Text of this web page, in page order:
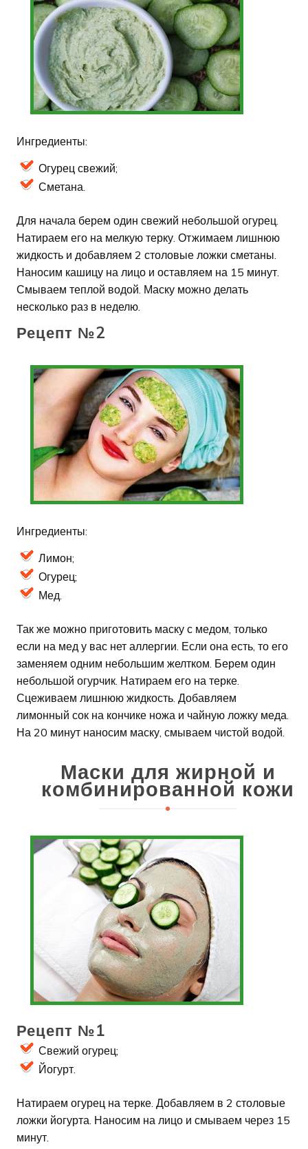
Ингредиенты:
Огурец свежий;
Сметана.
Для начала берем один свежий небольшой огурец.
Натираем его на мелкую терку. Отжимаем лишнюю
жидкость и добавляем 2 столовые ложки сметаны.
Наносим кашицу на лицо и оставляем на 15 минут.
Смываем теплой водой. Маску можно делать
несколько раз в неделю.
Рецепт №2
Ингредиенты:
Лимон;
Огурец;
Мед.
Так же можно приготовить маску с медом, только
если на мед у вас нет аллергии. Если она есть, то его
заменяем одним небольшим желтком. Берем один
небольшой огурчик. Натираем его на терке.
Сцеживаем лишнюю жидкость. Добавляем
лимонный сок на кончике ножа и чайную ложку меда.
На 20 минут наносим маску, смываем чистой водой.
Маски для жирной и
комбинированной кожи
Рецепт №1
Свежий огурец;
Йогурт.
Натираем огурец на терке. Добавляем в 2 столовые
ложки йогурта. Наносим на лицо и смываем через 15
минут.